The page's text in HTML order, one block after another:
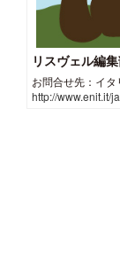
リスヴェル編
お問合せ先：イ
http://www.enit.it/